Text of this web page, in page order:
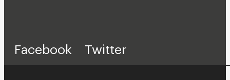
Facebook Twitter